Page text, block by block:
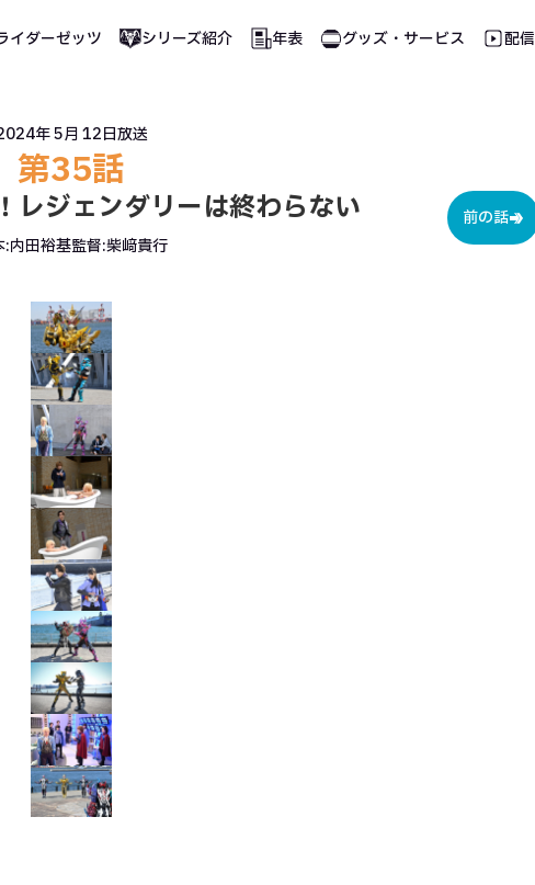
イダーゼッツ シリーズ紹介 年表 グッズ・サービス 配信
前の話
年 5月 12日放送
第35話
レジェンダリーは終わらない
:内田裕基監督:柴﨑貴行